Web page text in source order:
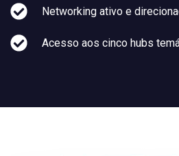
Networking ativo e
Acesso aos cinco hubs